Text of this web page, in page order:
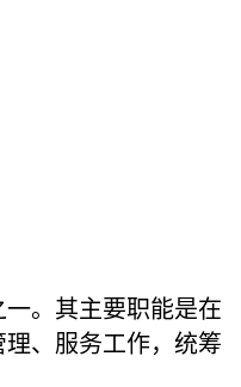
。其主要职能是在
、服务工作，统筹